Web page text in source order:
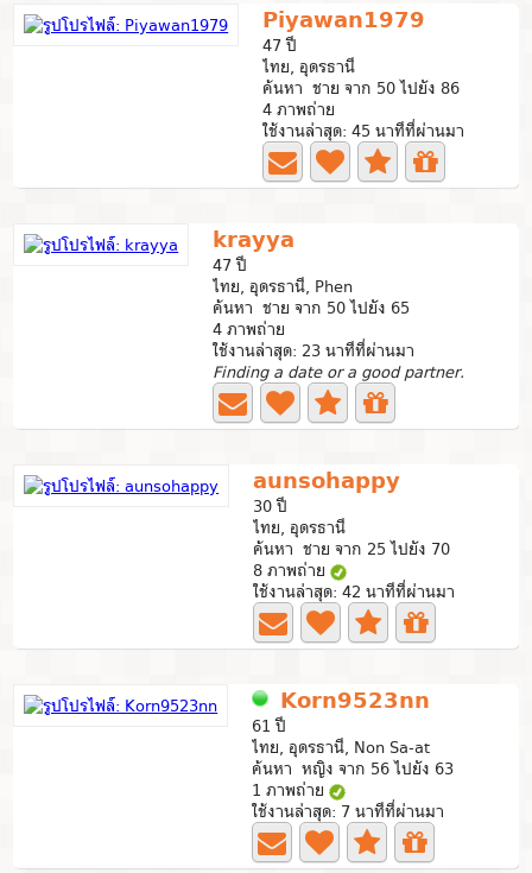
Piyawan1979
47 ปี
ไทย, อุดรธานี
ค้นหา ชาย จาก 50 ไปยัง 86
4 ภาพถ่าย
ใช้งานล่าสุด: 45 นาทีที่ผ่านมา
krayya
47 ปี
ไทย, อุดรธานี, Phen
ค้นหา ชาย จาก 50 ไปยัง 65
4 ภาพถ่าย
ใช้งานล่าสุด: 23 นาทีที่ผ่านมา
Finding a date or a good partner.
aunsohappy
30 ปี
ไทย, อุดรธานี
ค้นหา ชาย จาก 25 ไปยัง 70
8 ภาพถ่าย
ใช้งานล่าสุด: 42 นาทีที่ผ่านมา
Korn9523nn
61 ปี
ไทย, อุดรธานี, Non Sa-at
ค้นหา หญิง จาก 56 ไปยัง 63
1 ภาพถ่าย
ใช้งานล่าสุด: 7 นาทีที่ผ่านมา